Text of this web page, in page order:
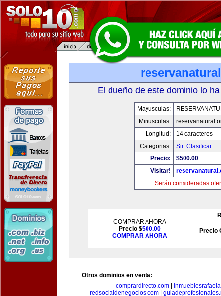
El dueño de este dominio lo
Mayusculas:
Minusculas:
Longitud:
14 caracteres
Categorias:
Sin Clasificar
Precio:
$500.00
Visitar!
Serán consideradas
COMPRAR AHORA
Precio $500.00
COMPRAR AHORA
Precio
Otros dominios en venta:
comprardirecto.com
redsocialdenegocios.com|